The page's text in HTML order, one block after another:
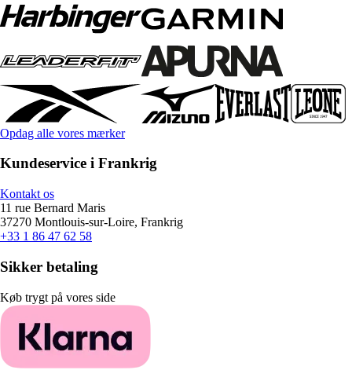
Opdag alle vores mærker
Kundeservice i Frankrig
Kontakt os
11 rue Bernard Maris
37270 Montlouis-sur-Loire, Frankrig
+33 1 86 47 62 58
Sikker betaling
Køb trygt på vores side